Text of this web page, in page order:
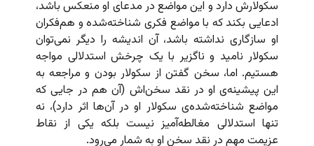
سکولارش دارد و این مواضع در مدعای او منعکس باشد،
ادعایی بکند که با مواضع فکری شناخته‌شده و هم‌فکران
او سازگاری نداشته باشد، آن اندیشه را دیگر نمی‌توان
سکولار نامید و ناگزیر با یک چرخش استدلالی مواجه
هستیم. اما، سخن گفتن از سکولار بودن و مراجعه به
این پیشینه‌ی او در نقد سخن‌اش (آن هم در جایی که
مواضع شناخته‌‌شده‌ی سکولار او در آن‌ها اثر دارد)، نه
تنها استدلالی مغالطه‌آمیز نیست بلکه یکی از نقاط
عزیمت مهم در نقد سخن او به شمار می‌رود.